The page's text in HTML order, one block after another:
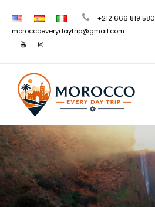
+212 666 819 580
moroccoeverydaytrip@gmail.com